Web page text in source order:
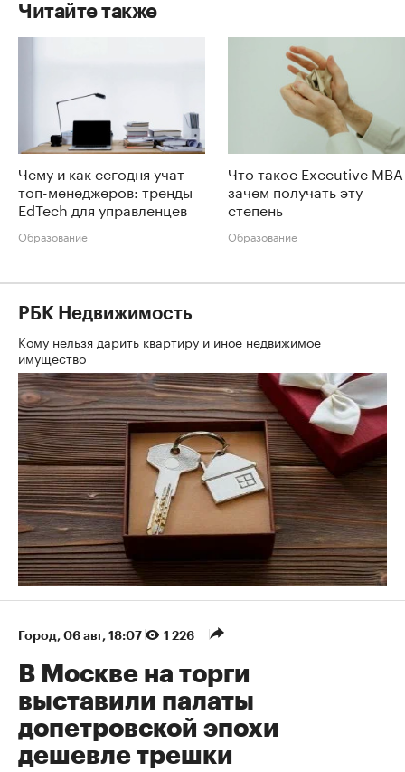
Читайте также
Чему и как сегодня учат
топ-менеджеров: тренды
EdTech для управленцев
Образование
Что такое Executive
зачем получать эту
степень
Образование
РБК Недвижимость
Кому нельзя дарить квартиру и иное недвижимое
имущество
Город 06 авг, 18:07 1 226
В Москве на торги
выставили палаты
допетровской эпохи
дешевле трешки